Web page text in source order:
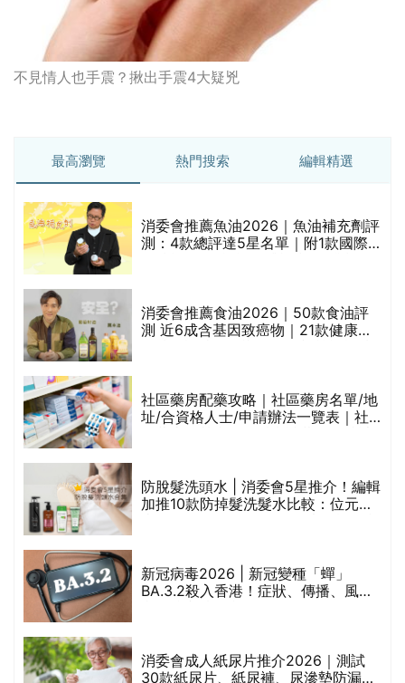
不見情人也手震？揪出手震4大疑兇
最高瀏覽 熱門搜索 編輯精選
消委會推薦魚油2026｜魚油補充劑評
測：4款總評達5星名單｜附1款國際
消委會推薦食油2026｜50款食油評
測 近6成含基因致癌物｜21款健康煮
社區藥房配藥攻略｜社區藥房名單/地
址/合資格人士/申請辦法一覽表｜社
防脫髮洗頭水 | 消委會5星推介！編輯
加推10款防掉髮洗髮水比較：位元
新冠病毒2026 | 新冠變種「蟬」
BA.3.2殺入香港！症狀、傳播、風險
消委會成人紙尿片推介2026｜測試
30款紙尿片、紙尿褲、尿滲墊防漏表